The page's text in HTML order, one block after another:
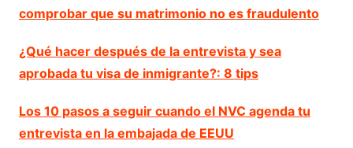
comprobar que su matrimonio no es fraudulento
¿Qué hacer después de la entrevista y sea
aprobada tu visa de inmigrante?: 8 tips
Los 10 pasos a seguir cuando el NVC agenda tu
entrevista en la embajada de EEUU